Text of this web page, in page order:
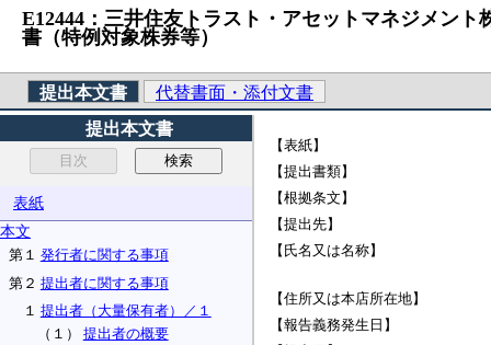
E12444：三井住友トラスト・アセットマネジメン
書（特例対象株券等）
提出本文書
代替書面・添付文書
提出本文書